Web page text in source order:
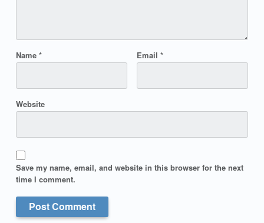
Name * Email *
Website
Save my name, email, and website in this browser for the next
time I comment.